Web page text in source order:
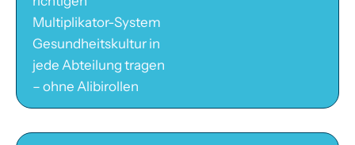
Multiplikator-System
Gesundheitskultur in
jede Abteilung tragen
– ohne Alibirollen